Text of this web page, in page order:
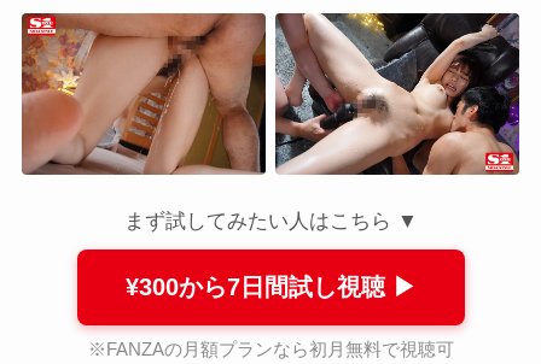
まず試してみたい人はこちら ▼
¥300から7日間試し視聴 ▶
※FANZAの月額プランなら初月無料で視聴可